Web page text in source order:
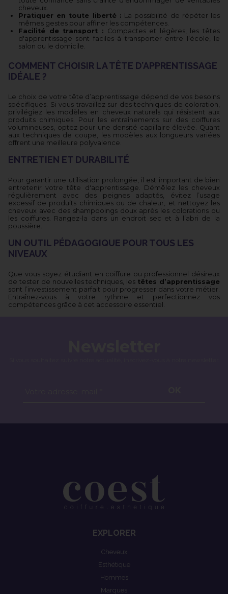
cheveux.
Pratiquer en toute liberté : La possibilité de répéter les
mêmes gestes pour affiner les compétences.
Facilité de transport : Compactes et légères, les têtes
d'apprentissage sont faciles à transporter entre l’école, le
salon ou le domicile.
COMMENT CHOISIR LA TÊTE D’APPRENTISSAGE
IDÉALE ?
Le choix de votre tête d’apprentissage dépend de vos besoins
spécifiques. Si vous travaillez sur des techniques de coloration,
privilégiez les modèles en cheveux naturels qui résistent aux
produits chimiques. Pour les entraînements sur des coiffures
volumineuses, optez pour une densité capillaire élevée. Quant
aux techniques de coupe, les modèles aux longueurs variées
offrent une meilleure polyvalence.
ENTRETIEN ET DURABILITÉ
Pour garantir une utilisation prolongée, il est important de bien
entretenir votre tête d'apprentissage. Démêlez les cheveux
régulièrement avec des peignes adaptés, évitez l’usage
excessif de produits chimiques ou de chaleur, et nettoyez les
cheveux avec des shampooings doux après les colorations ou
les coiffures. Rangez-la dans un endroit sec et à l’abri de la
poussière.
UN OUTIL PÉDAGOGIQUE POUR TOUS LES
NIVEAUX
Que vous soyez étudiant en coiffure ou professionnel désireux
de tester de nouvelles techniques, les têtes d’apprentissage
sont l’investissement parfait pour progresser dans votre métier.
Entraînez-vous à votre rythme et perfectionnez vos
compétences grâce à cet accessoire essentiel.
EXPLORER
Cheveux
Esthétique
Hommes
Marques